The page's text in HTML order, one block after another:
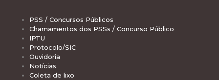
PSS / Concursos Públicos
Chamamentos dos PSSs / Concurso Público
IPTU
Protocolo/SIC
Ouvidoria
Notícias
Coleta de lixo